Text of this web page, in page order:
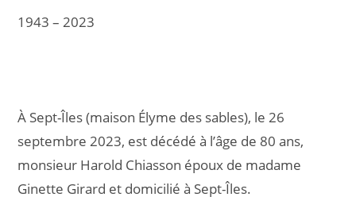
1943 – 2023
À Sept-Îles (maison Élyme des sables), le 26
septembre 2023, est décédé à l’âge de 80 ans,
monsieur Harold Chiasson époux de madame
Ginette Girard et domicilié à Sept-Îles.